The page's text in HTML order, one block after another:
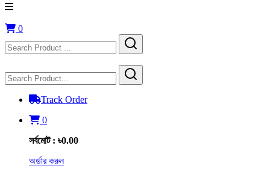
0
Track Order
0
সর্বমোট : ৳0.00
অর্ডার করুন